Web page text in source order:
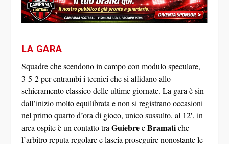
LA GARA
Squadre che scendono in campo con modulo speculare,
3-5-2 per entrambi i tecnici che si affidano allo
schieramento classico delle ultime giornate. La gara è sin
dall’inizio molto equilibrata e non si registrano occasioni
nel primo quarto d’ora di gioco, unico sussulto, al 12′, in
area ospite è un contatto traGuiebreeBramatiche
l’arbitro reputa regolare e lascia proseguire nonostante le